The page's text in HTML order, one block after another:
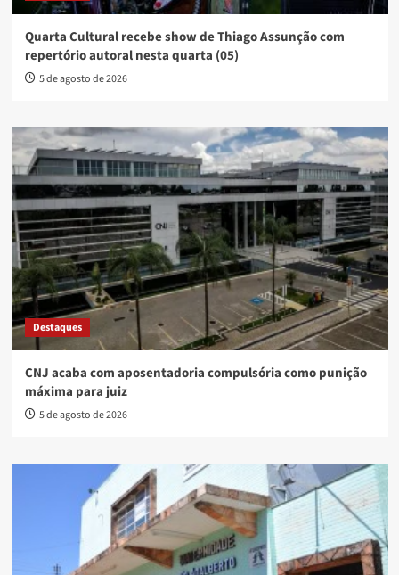
Quarta Cultural recebe show de Thiago Assunção com
repertório autoral nesta quarta (05)
5 de agosto de 2026
Destaques
CNJ acaba com aposentadoria compulsória como punição
máxima para juiz
5 de agosto de 2026